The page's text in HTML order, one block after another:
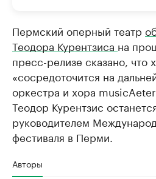
Пермский оперный театр
Теодора Курентзиса на
пресс-релизе сказано, что
«сосредоточится на
оркестра и хора
Теодор Курентзис
руководителем
фестиваля в Перми.
Авторы